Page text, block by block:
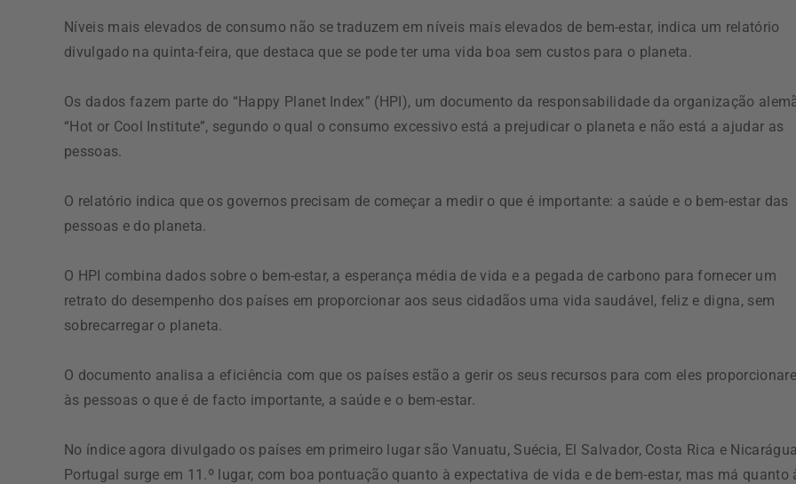
Níveis mais elevados de consumo não se traduzem em níveis mais elevados de bem-estar, indica um relatório
divulgado na quinta-feira, que destaca que se pode ter uma vida boa sem custos para o planeta.
Os dados fazem parte do “Happy Planet Index” (HPI), um documento da responsabilidade da organização
“Hot or Cool Institute”, segundo o qual o consumo excessivo está a prejudicar o planeta e não está a ajudar as
pessoas.
O relatório indica que os governos precisam de começar a medir o que é importante: a saúde e o bem-estar das
pessoas e do planeta.
O HPI combina dados sobre o bem-estar, a esperança média de vida e a pegada de carbono para fornecer um
retrato do desempenho dos países em proporcionar aos seus cidadãos uma vida saudável, feliz e digna, sem
sobrecarregar o planeta.
O documento analisa a eficiência com que os países estão a gerir os seus recursos para com eles
às pessoas o que é de facto importante, a saúde e o bem-estar.
No índice agora divulgado os países em primeiro lugar são Vanuatu, Suécia, El Salvador, Costa Rica e
Portugal surge em 11.º lugar, com boa pontuação quanto à expectativa de vida e de bem-estar, mas má quanto